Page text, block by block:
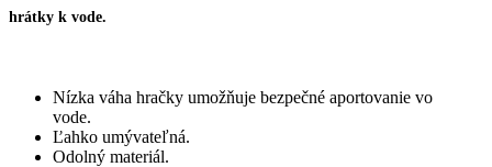
lanom
hrátky k vode.
Nízka váha hračky umožňuje bezpečné aportovanie vo
vode.
Ľahko umývateľná.
Odolný materiál.